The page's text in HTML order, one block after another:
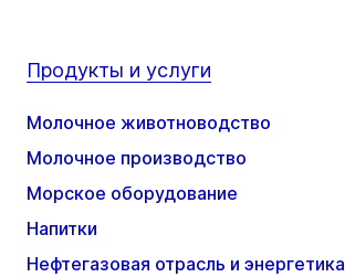
Продукты и услуги
Молочное животноводство
Молочное производство
Морское оборудование
Напитки
Нефтегазовая отрасль и энергетика